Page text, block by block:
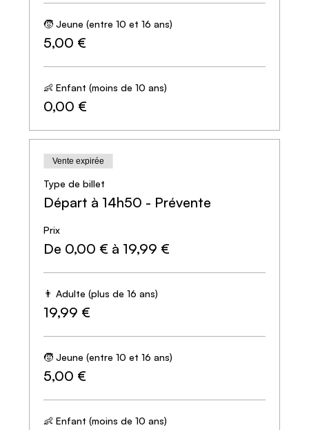
🧒 Jeune (entre 10 et 16 ans)
5,00 €
👶 Enfant (moins de 10 ans)
0,00 €
Vente expirée
Type de billet
Départ à 14h50 - Prévente
Prix
De 0,00 € à 19,99 €
👨 Adulte (plus de 16 ans)
19,99 €
🧒 Jeune (entre 10 et 16 ans)
5,00 €
👶 Enfant (moins de 10 ans)